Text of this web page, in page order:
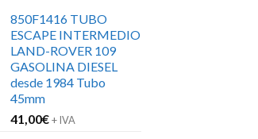
850F1416 TUBO
ESCAPE INTERMEDIO
LAND-ROVER 109
GASOLINA DIESEL
desde 1984 Tubo
45mm
41,00€+ IVA